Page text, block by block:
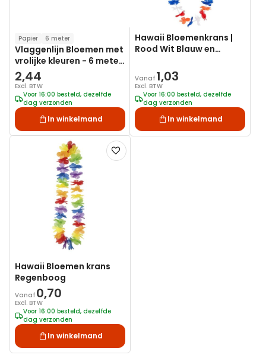
Papier 6 meter
Vlaggenlijn Bloemen met
vrolijke kleuren - 6 meter
| Papier
2,44
Excl. BTW
Voor 16:00 besteld, dezelfde
dag verzonden
In winkelmand
Hawaii Bloemenkrans |
Rood Wit Blauw en
Vanaf 1,03
Excl. BTW
Voor 16:00 besteld, dezelfde
dag verzonden
In winkelmand
Voeg
toe
Hawaii Bloemen krans
Regenboog
Vanaf 0,70
Excl. BTW
Voor 16:00 besteld, dezelfde
dag verzonden
In winkelmand